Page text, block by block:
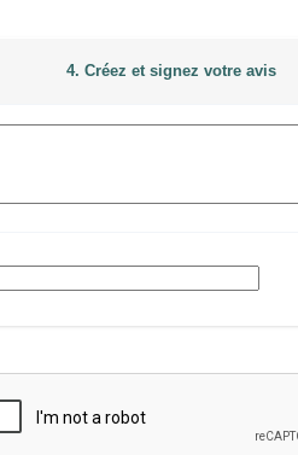
4. Créez et signez votre avis